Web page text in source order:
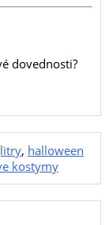
dovednosti?
, halloween
kostymy